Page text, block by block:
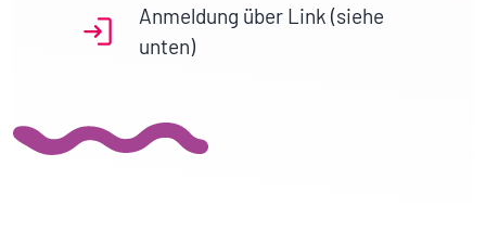
Anmeldung über Link (siehe
unten)